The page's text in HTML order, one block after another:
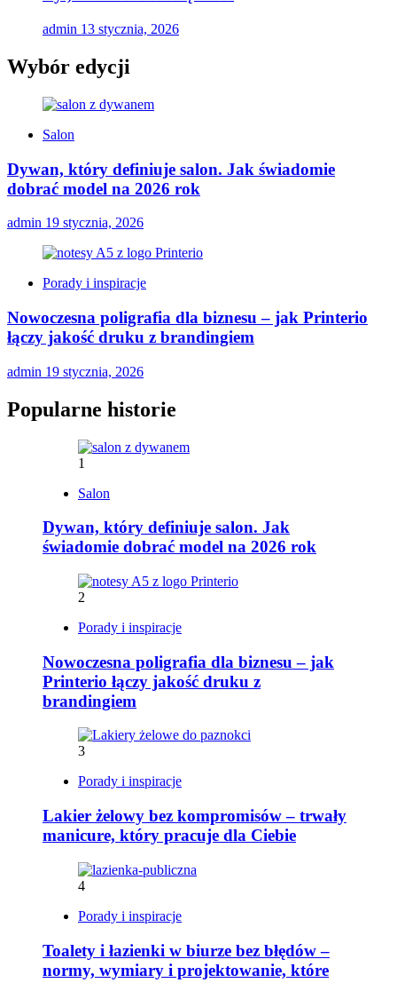
admin 13 stycznia, 2026
Wybór edycji
Salon
Dywan, który definiuje salon. Jak świadomie
dobrać model na 2026 rok
admin 19 stycznia, 2026
Porady i inspiracje
Nowoczesna poligrafia dla biznesu – jak Printerio
łączy jakość druku z brandingiem
admin 19 stycznia, 2026
Popularne historie
1
Salon
Dywan, który definiuje salon. Jak
świadomie dobrać model na 2026 rok
2
Porady i inspiracje
Nowoczesna poligrafia dla biznesu – jak
Printerio łączy jakość druku z
brandingiem
3
Porady i inspiracje
Lakier żelowy bez kompromisów – trwały
manicure, który pracuje dla Ciebie
4
Porady i inspiracje
Toalety i łazienki w biurze bez błędów –
normy, wymiary i projektowanie, które